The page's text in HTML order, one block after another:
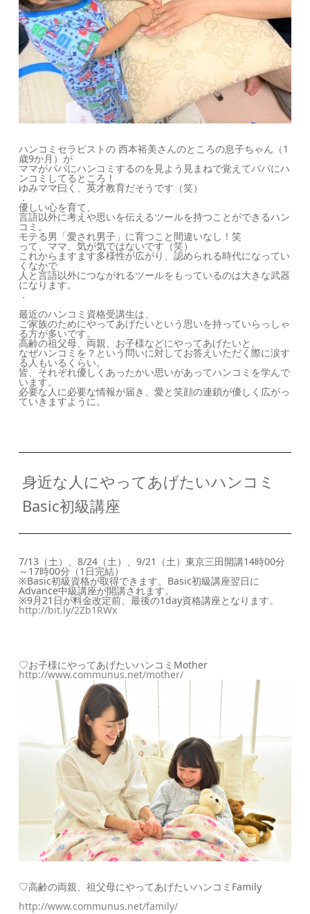
ハンコミセラピストの 西本裕美さんのところの息子ちゃん（1
歳9か月）が
ママがパパにハンコミするのを見よう見まねで覚えてパパにハ
ンコミしてるところ！
ゆみママ曰く、英才教育だそうです（笑）
．
優しい心を育て、
言語以外に考えや思いを伝えるツールを持つことができるハン
コミ。
モテる男「愛され男子」に育つこと間違いなし！笑
って、ママ、気が気ではないです（笑）
これからますます多様性が広がり、認められる時代になってい
くなかで
人と言語以外につながれるツールをもっているのは大きな武器
になります。
．
最近のハンコミ資格受講生は、
ご家族のためにやってあげたいという思いを持っていらっしゃ
る方が多いです。
高齢の祖父母、両親、お子様などにやってあげたいと。
なぜハンコミを？という問いに対してお答えいただく際に涙す
る人もいるくらい。
皆、それぞれ優しくあったかい思いがあってハンコミを学んで
います。
必要な人に必要な情報が届き、愛と笑顔の連鎖が優しく広がっ
ていきますように。
身近な人にやってあげたいハンコミ
Basic初級講座
7/13（土）、8/24（土）、9/21（土）東京三田開講14時00分
～17時00分（1日完結）
※Basic初級資格が取得できます。Basic初級講座翌日に
Advance中級講座が開講されます。
※9月21日が料金改定前、最後の1day資格講座となります。
http://bit.ly/2Zb1RWx
♡お子様にやってあげたいハンコミMother
http://www.communus.net/mother/
♡高齢の両親、祖父母にやってあげたいハンコミFamily
http://www.communus.net/family/